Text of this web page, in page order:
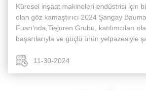
Küresel inşaat makineleri endüstrisi için
olan göz kamaştırıcı 2024 Şangay Bauma
Fuarı'nda,Tiejuren Grubu, katılımcıları
başarılarıyla ve güçlü ürün yelpazesiyle
28 metrelik beton ...
11-30-2024